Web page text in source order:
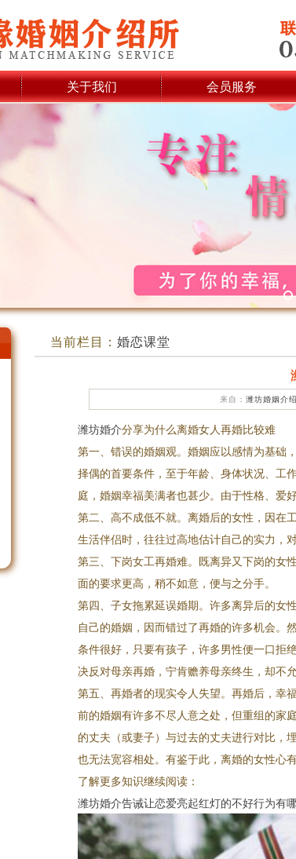
关于我们 会员服务
1
当前栏目： 婚恋课堂
来自： 潍坊婚姻介
潍坊婚介分享为什么离婚女人再婚比较难
第一、错误的婚姻观。婚姻应以感情为基础
择偶的首要条件，至于年龄、身体状况、工
庭，婚姻幸福美满者也甚少。由于性格、爱
第二、高不成低不就。离婚后的女性，因在
生活伴侣时，往往过高地估计自己的实力，
第三、下岗女工再婚难。既离异又下岗的女
面的要求更高，稍不如意，便与之分手。
第四、子女拖累延误婚期。许多离异后的女
自己的婚姻，因而错过了再婚的许多机会。
条件很好，只要有孩子，许多男性便一口拒
决反对母亲再婚，宁肯赡养母亲终生，却不
第五、再婚者的现实令人失望。再婚后，幸
前的婚姻有许多不尽人意之处，但重组的家
的丈夫（或妻子）与过去的丈夫进行对比，
也无法宽容相处。有鉴于此，离婚的女性心
了解更多知识继续阅读：
潍坊婚介告诫让恋爱亮起红灯的不好行为有